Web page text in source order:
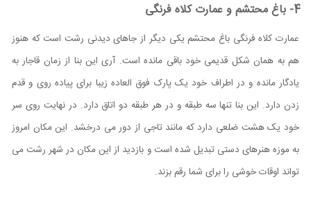
4- باغ محتشم و عمارت کلاه فرنگی
عمارت کلاه فرنگی باغ محتشم یکی دیگر از جاهای دیدنی رشت است که هنوز
هم به همان شکل قدیمی خود باقی مانده است. آری این بنا از زمان قاجار به
یادگار مانده و در اطراف خود یک پارک فوق العاده زیبا برای پیاده روی و قدم
زدن دارد. این بنا تنها سه طبقه و در هر طبقه دو اتاق دارد. در نهایت روی سر
خود یک هشت ضلعی دارد که مانند تاجی از دور می درخشد. این مکان امروز
به موزه هنرهای دستی تبدیل شده است و بازدید از این مکان در شهر رشت می
تواند اوقات خوشی را برای شما رقم بزند.